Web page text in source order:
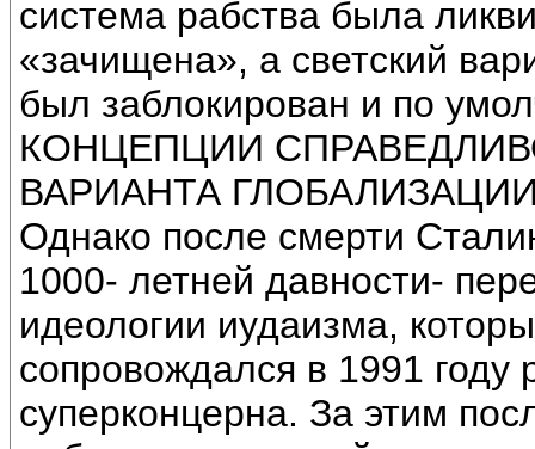
система рабства была
«зачищена», а светский
был заблокирован и по
КОНЦЕПЦИИ
ВАРИАНТА
Однако после смерти
1000- летней давности-
идеологии иудаизма,
сопровождался в 1991
суперконцерна. За этим